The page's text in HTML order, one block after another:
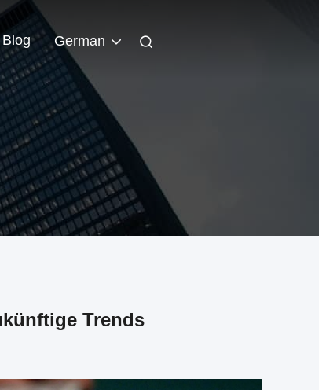
Blog German
Trends